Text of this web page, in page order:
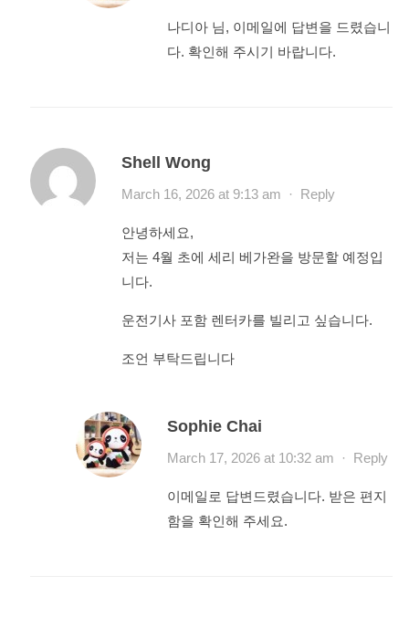
나디아 님, 이메일에 답변을 드렸습니
다. 확인해 주시기 바랍니다.
Shell Wong
March 16, 2026 at 9:13 am · Reply
안녕하세요,
저는 4월 초에 세리 베가완을 방문할 예정입
니다.
운전기사 포함 렌터카를 빌리고 싶습니다.
조언 부탁드립니다
Sophie Chai
March 17, 2026 at 10:32 am · Reply
이메일로 답변드렸습니다. 받은 편지
함을 확인해 주세요.